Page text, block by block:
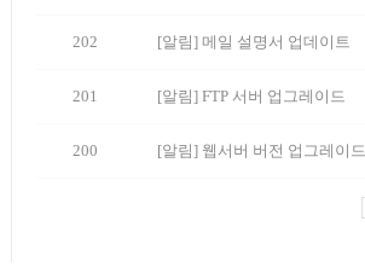
202 [알림] 메일 설명서 업데이트
201 [알림] FTP 서버 업그레이드
200 [알림] 웹서버 버전 업그레이드